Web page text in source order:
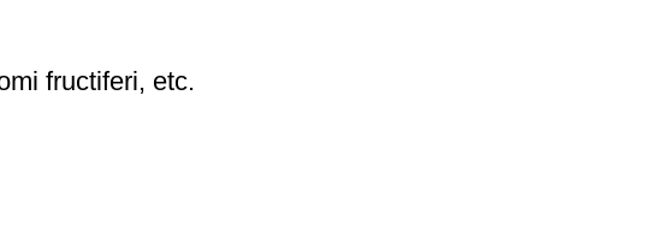
fructiferi, etc.